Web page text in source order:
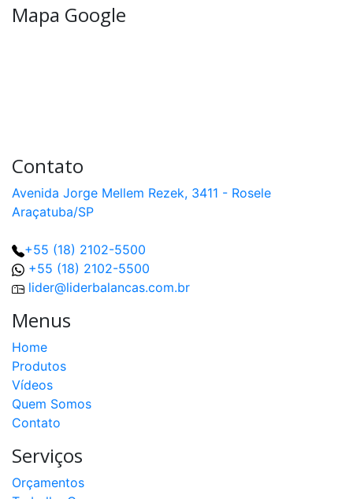
Mapa Google
Contato
Avenida Jorge Mellem Rezek, 3411 - Rosele
Araçatuba/SP
+55 (18) 2102-5500
+55 (18) 2102-5500
lider@liderbalancas.com.br
Menus
Home
Produtos
Vídeos
Quem Somos
Contato
Serviços
Orçamentos